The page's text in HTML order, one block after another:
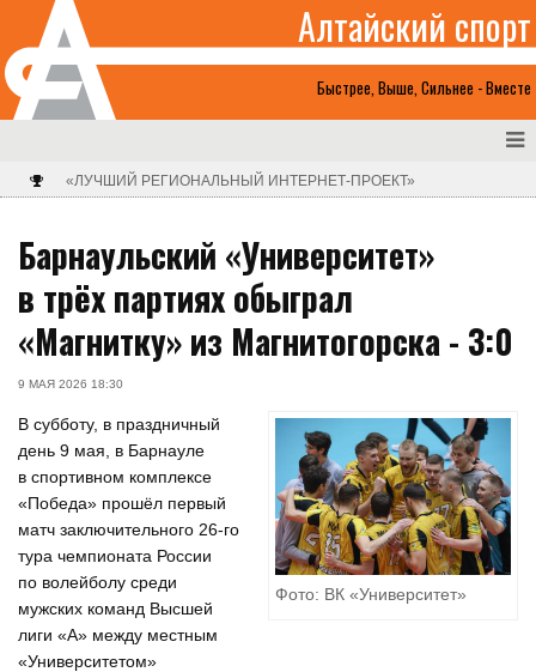
Быстрее, Выше, Сильнее - Вместе
Алтайский спорт
«ЛУЧШИЙ РЕГИОНАЛЬНЫЙ ИНТЕРНЕТ-ПРОЕКТ»
Барнаульский «Университет»
в трёх партиях обыграл
«Магнитку» из Магнитогорска - 3:0
9 МАЯ 2026 18:30
Фото: ВК «Университет»
В субботу, в праздничный
день 9 мая, в Барнауле
в спортивном комплексе
«Победа» прошёл первый
матч заключительного 26-го
тура чемпионата России
по волейболу среди
мужских команд Высшей
лиги «А» между местным
«Университетом»